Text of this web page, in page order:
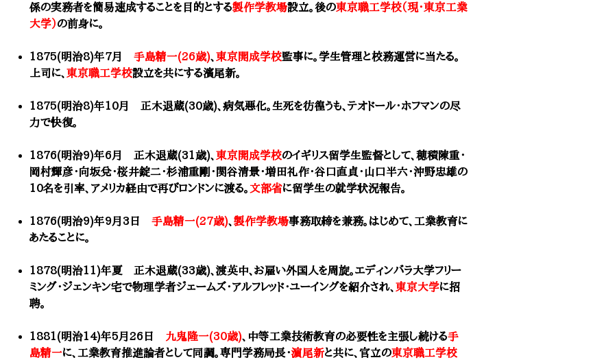
係の実務者を簡易速成することを目的とする製作学教場設立。後の東京職工学校（現・東京工業
大学）の前身に。
1875(明治8)年7月 手島精一(26歳)、 東京開成学校監事に。学生管理と校務運営に当たる。
上司に、 東京職工学校設立を共にする濱尾新。
1875(明治8)年10月 正木退蔵(30歳)、病気悪化。生死を彷徨うも、テオドール・ホフマンの尽
力で快復。
1876(明治9)年6月 正木退蔵(31歳)、 東京開成学校のイギリス留学生監督として、穂積陳重・
岡村輝彦・向坂兌・桜井錠二・杉浦重剛・関谷清景・増田礼作・谷口直貞・山口半六・沖野忠雄の
10名を引率、アメリカ経由で再びロンドンに渡る。 文部省に留学生の就学状況報告。
1876(明治9)年9月3日 手島精一(27歳)、 製作学教場事務取締を兼務。はじめて、工業教育に
あたることに。​
1878(明治11)年夏 正木退蔵(33歳)、渡英中、お雇い外国人を周旋。エディンバラ大学フリー
ミング・ジェンキン宅で物理学者ジェームズ・アルフレッド・ユーイングを紹介され、 東京大学に招
聘。
1881(明治14)年5月26日 九鬼隆一(30歳)、中等工業技術教育の必要性を主張し続ける手
島精一に、工業教育推進論者として同調。専門学務局長・濵尾新と共に、官立の東京職工学校